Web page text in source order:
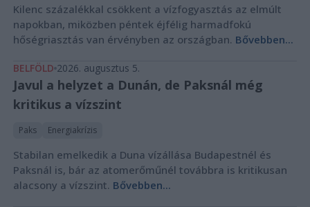
Kilenc százalékkal csökkent a vízfogyasztás az elmúlt
napokban, miközben péntek éjfélig harmadfokú
hőségriasztás van érvényben az országban. Bővebben...
BELFÖLD 2026. augusztus 5.
Javul a helyzet a Dunán, de Paksnál még
kritikus a vízszint
Paks Energiakrízis
Stabilan emelkedik a Duna vízállása Budapestnél és
Paksnál is, bár az atomerőműnél továbbra is kritikusan
alacsony a vízszint. Bővebben...